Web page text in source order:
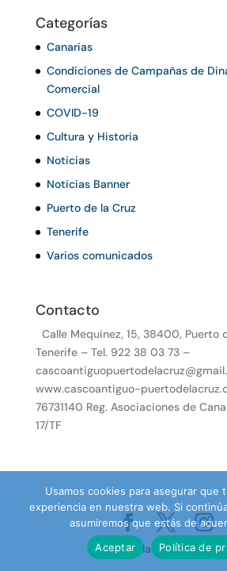
Categorías
Canarias
Condiciones de Campañas de
Comercial
COVID-19
Cultura y Historia
Noticias
Noticias Banner
Puerto de la Cruz
Tenerife
Varios comunicados
Contacto
Calle Mequinez, 15, 38400, Puerto
Tenerife – Tel. 922 38 03 73 –
www.cascoantiguo-
76731140 Reg. Asociaciones de
17/TF
Desarrollado por
Usamos cookies para asegurar que
experiencia en nuestra web. Si
asumiremos que estás de
Aceptar
Política de